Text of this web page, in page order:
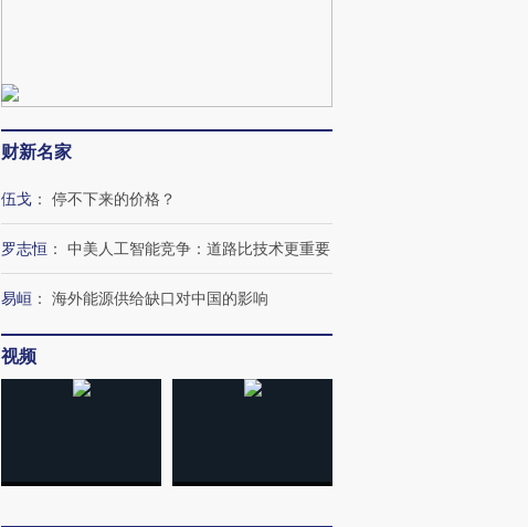
财新名家
伍戈 ： 停不下来的价格？
罗志恒 ： 中美人工智能竞争：道路比技术更重要
易峘 ： 海外能源供给缺口对中国的影响
视频